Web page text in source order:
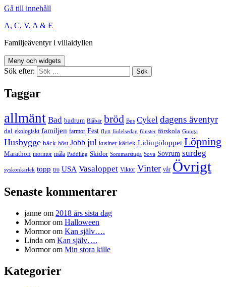
Gå till innehåll
A, C, V, A & E
Familjeäventyr i villaidyllen
Meny och widgets
Sök efter:
Taggar
allmänt Bad badrum Blåbär bröd Bus Cykel dagens äventyr
dal ekologiskt familjen farmor Fest flytt födelsedag fönster förskola Gunga
Husbygge häck höst Jobb jul kusiner kärlek Lidingöloppet Löpning
Marathon mormor måla Paddling Skidor Sommarstuga Sova Sovrum surdeg
syskonkärlek topp tro USA Vasaloppet Viktor Vinter vår Övrigt
Senaste kommentarer
janne om 2018 års sista dag
Mormorom Halloween
Mormorom Kan själv….
Linda om Kan själv….
Mormorom Min stora kille
Kategorier